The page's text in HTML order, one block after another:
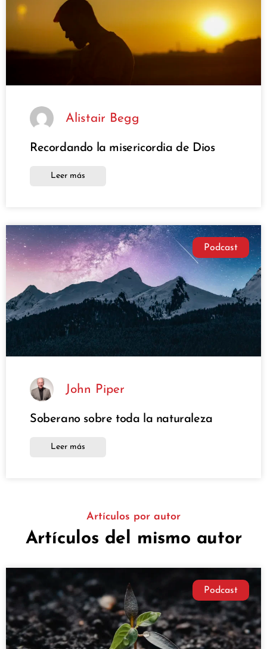
Alistair Begg
Recordando la misericordia de Dios
Leer más
Podcast
John Piper
Soberano sobre toda la naturaleza
Leer más
Artículos por autor
Artículos del mismo autor
Podcast